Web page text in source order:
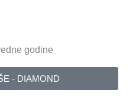
godine
- DIAMOND